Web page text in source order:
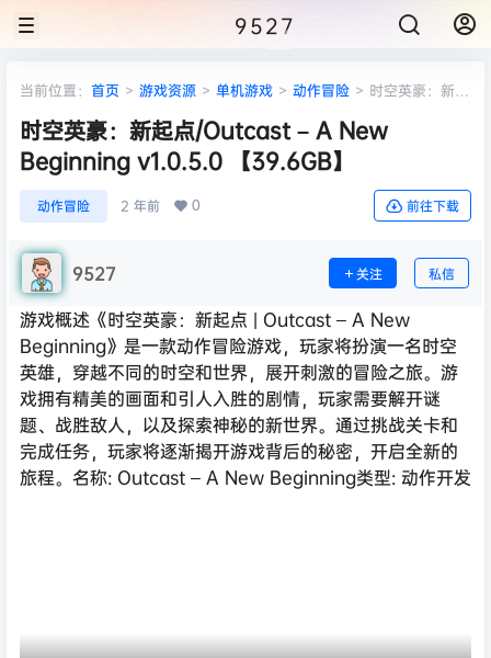
9527
当前位置： 首页 > 游戏资源 > 单机游戏 > 动作冒险 > 时空英豪：新起
时空英豪：新起点/Outcast – A New
Beginning v1.0.5.0 【39.6GB】
动作冒险 2 年前 0 前往下载
9527 关注 私信
游戏概述《时空英豪：新起点 | Outcast – A New
Beginning》是一款动作冒险游戏，玩家将扮演一名时空
英雄，穿越不同的时空和世界，展开刺激的冒险之旅。游
戏拥有精美的画面和引人入胜的剧情，玩家需要解开谜
题、战胜敌人，以及探索神秘的新世界。通过挑战关卡和
完成任务，玩家将逐渐揭开游戏背后的秘密，开启全新的
旅程。名称: Outcast – A New Beginning类型: 动作开发